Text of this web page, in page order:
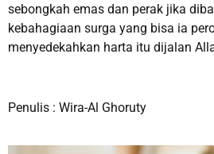
sebongkah emas dan perak jika
kebahagiaan surga yang bisa ia
menyedekahkan harta itu dijalan
Penulis : Wira-Al Ghoruty